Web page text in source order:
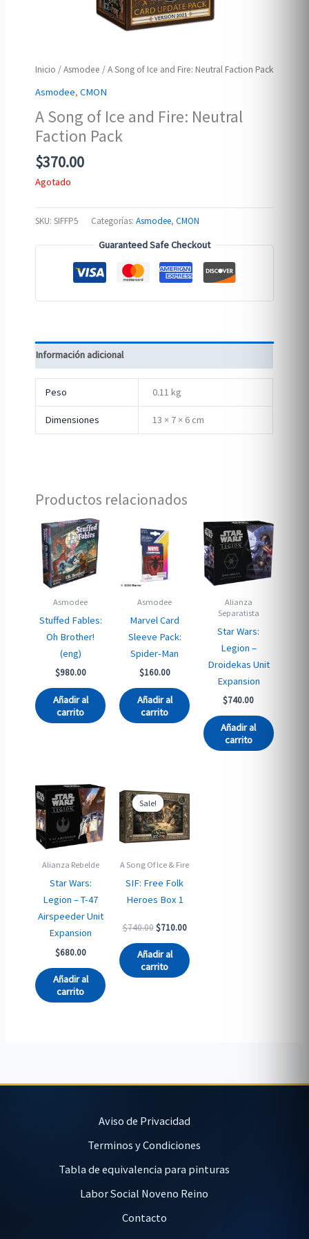
Inicio /Asmodee / A Song of Ice and Fire: Neutral Faction Pack
Asmodee,CMON
A Song of Ice and Fire: Neutral
Faction Pack
$370.00
Agotado
SKU:SIFFP5 Categorías:Asmodee,CMON
Guaranteed Safe Checkout
Información adicional
Peso 0.11 kg
Dimensiones 13 × 7 × 6 cm
Productos relacionados
Asmodee
Stuffed Fables:
Oh Brother!
(eng)
$980.00
Añadir al
carrito
Asmodee
Marvel Card
Sleeve Pack:
Spider-Man
$160.00
Añadir al
carrito
Alianza
Separatista
Star Wars:
Legion –
Droidekas Unit
Expansion
$740.00
Añadir al
carrito
Alianza Rebelde
Star Wars:
Legion – T-47
Airspeeder Unit
Expansion
$680.00
Añadir al
carrito
Sale!
Sale!
A Song Of Ice & Fire
SIF: Free Folk
Heroes Box 1
$740.00 Original
was:
$740.00.
$710.00Current
is:
$710.00.
Añadir al
carrito
Aviso de Privacidad
Terminos y Condiciones
Tabla de equivalencia para pinturas
Labor Social Noveno Reino
Contacto